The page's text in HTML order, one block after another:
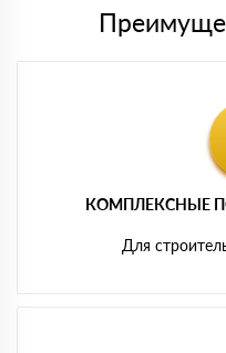
КОМПЛЕКСНЫЕ
Для